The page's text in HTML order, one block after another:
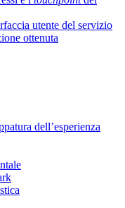
utente del servizio
ottenuta
dell’esperienza